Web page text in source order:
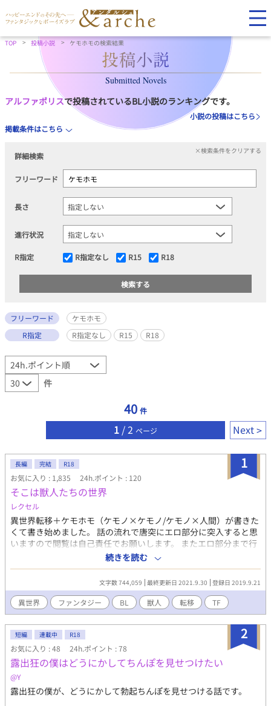
TOP 投稿小説 ケモホモの検索結果
Submitted Novels
アルファポリスで投稿されているBL小説のランキングです。
小説の投稿はこちら
掲載条件はこちら
詳細検索
×検索条件をクリアする
フリーワード
長さ
進行状況
R指定 R指定なし R15 R18
フリーワード
ケモホモ
R指定
R指定なし R15 R18
件
40 件
1 / 2 ページ Next
1
長編 完結 R18
お気に入り : 1,835 24h.ポイント : 120
そこは獣人たちの世界
レクセル
異世界転移＋ケモホモ（ケモノ×ケモノ/ケモノ×人間）が書きた
くて書き始めました。 話の流れで唐突にエロ部分に突入すると思
いますので閲覧は自己責任でお願いします。 またエロ部分まで行
ったら満足してしまうかもしれませんがよろしくお願いします。
※料理知識がないのでここ調理法（製造法）間違ってない？とい
う料理部分が出てくるかもしれません。 メイン部分ではないので
生暖かい目でスルーしていただけると幸いです。 ※「＊」から始
まる話は一人称の視点が主人公の樹央以外の視点の話になりま
す。
続きを読む
文字数 744,059 最終更新日 2021.9.30 登録日 2019.9.21
異世界 ファンタジー BL 獣人 転移 TF
2
短編 連載中 R18
お気に入り : 48 24h.ポイント : 78
露出狂の僕はどうにかしてちんぽを見せつけたい
@Y
露出狂の僕が、どうにかして勃起ちんぽを見せつける話です。